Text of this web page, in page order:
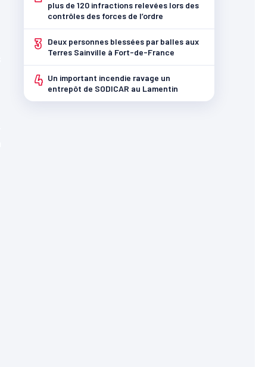
plus de 120 infractions relevées lors des
contrôles des forces de l’ordre
3
Deux personnes blessées par balles aux
Terres Sainville à Fort-de-France
4 Un important incendie ravage un
entrepôt de SODICAR au Lamentin